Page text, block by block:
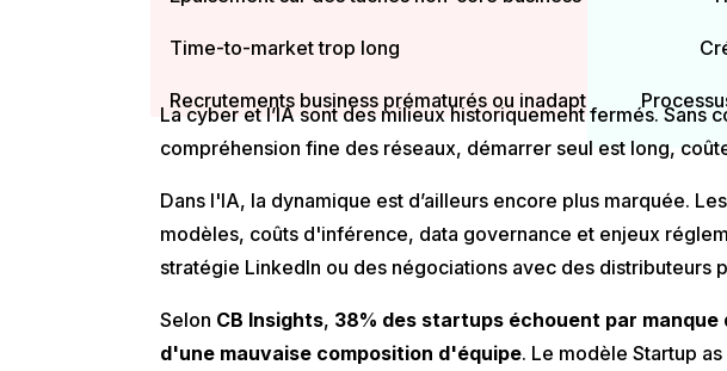
Time-to-market trop long
Recrutements business prématurés ou inadaptés
La cyber et l’IA sont des milieux historiquement fermés. Sans
compréhension fine des réseaux, démarrer seul est long,
Dans l'IA, la dynamique est d’ailleurs encore plus marquée.
modèles, coûts d'inférence, data governance et enjeux
stratégie LinkedIn ou des négociations avec des distributeurs
Selon CB Insights, 38% des startups échouent par
d'une mauvaise composition d'équipe. Le modèle Startup